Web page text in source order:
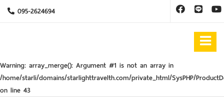
095-2624694
Warning: array_merge(): Argument #1 is not an array in
/home/starli/domains/starlighttravelth.com/private_html/SysPHP/
on line 43